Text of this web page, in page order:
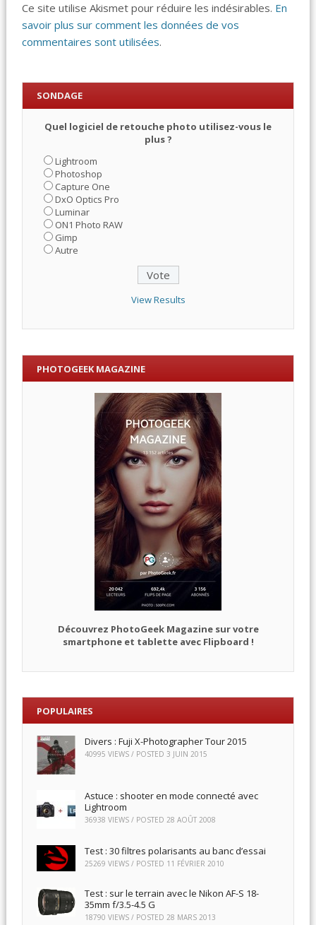
Ce site utilise Akismet pour réduire les indésirables. En
savoir plus sur comment les données de vos
commentaires sont utilisées.
SONDAGE
Quel logiciel de retouche photo utilisez-vous le
plus ?
Lightroom
Photoshop
Capture One
DxO Optics Pro
Luminar
ON1 Photo RAW
Gimp
Autre
View Results
PHOTOGEEK MAGAZINE
Découvrez PhotoGeek Magazine sur votre
smartphone et tablette avec Flipboard !
POPULAIRES
Divers : Fuji X-Photographer Tour 2015
40995 VIEWS / POSTED 3 JUIN 2015
Astuce : shooter en mode connecté avec
Lightroom
36938 VIEWS / POSTED 28 AOÛT 2008
Test : 30 filtres polarisants au banc d’essai
25269 VIEWS / POSTED 11 FÉVRIER 2010
Test : sur le terrain avec le Nikon AF-S 18-
35mm f/3.5-4.5 G
18790 VIEWS / POSTED 28 MARS 2013